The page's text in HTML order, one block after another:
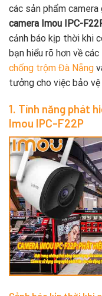
các sản phẩm
camera Imou IPC-
cảnh báo kịp thời khi
bạn hiểu rõ hơn về
chống trộm Đà Nẵng
tưởng cho việc bảo vệ
1. Tính năng phát
Imou IPC-F22P